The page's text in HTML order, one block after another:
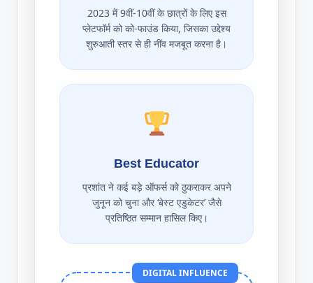
2023 में 9वीं-10वीं के छात्रों के लिए इस
प्लेटफॉर्म को को-फाउंड किया, जिसका उद्देश्य
शुरुआती स्तर से ही नींव मजबूत करना है।
Best Educator
प्रशांत ने कई बड़े ऑफर्स को ठुकराकर अपने
जुनून को चुना और ‘बेस्ट एडुकेटर’ जैसे
प्रतिष्ठित सम्मान हासिल किए।
DIGITAL INFLUENCE